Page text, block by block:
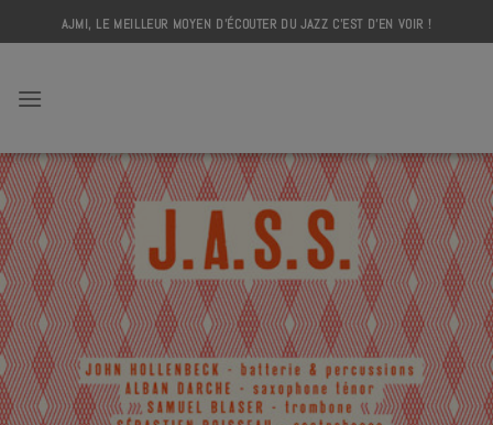
to
AJMI, LE MEILLEUR MOYEN D'ÉCOUTER DU JAZZ C'EST D'EN VOIR !